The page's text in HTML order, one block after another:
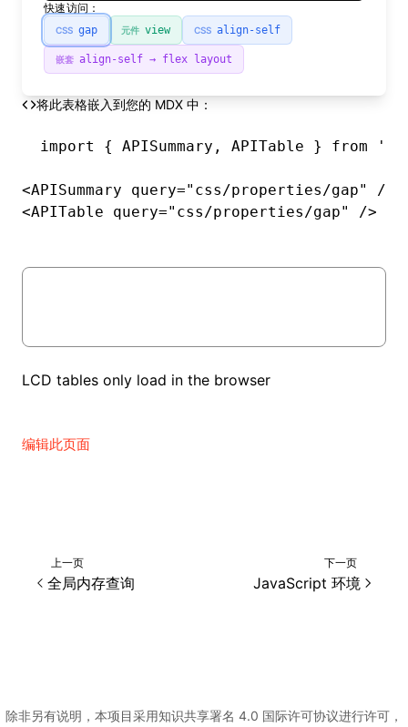
快速访问：
CSS gap 元件 view CSS align-self
嵌套 align-self → flex layout
将此表格嵌入到您的 MDX 中：
import { APISummary, APITable } from
<APISummary query="css/properties/gap" />
<APITable query="css/properties/gap" />
LCD tables only load in the browser
编辑此页面
上一页
全局内存查询
下一页
JavaScript 环境
除非另有说明，本项目采用知识共享署名 4.0 国际许可协议进行许可，